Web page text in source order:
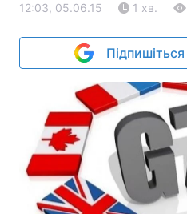
12:03, 05.06.15 1 хв.